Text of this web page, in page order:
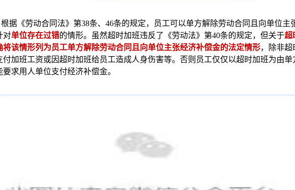
根据《劳动合同法》第38条、46条的规定，员工可以单方解除劳动合同且向单位主
对单位存在过错的情形。虽然超时加班违反了《劳动法》第40条的规定，但关于超
将该情形列为员工单方解除劳动合同且向单位主张经济补偿金的法定情形，除非超
付加班工资或因超时加班给员工造成人身伤害等。否则员工仅仅以超时加班为由
要求用人单位支付经济补偿金。